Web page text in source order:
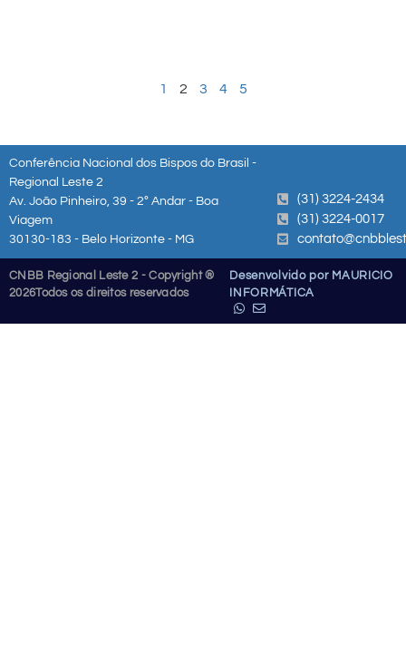
1 2 3 4 5
Conferência Nacional dos Bispos do Brasil -
Regional Leste 2
Av. João Pinheiro, 39 - 2º Andar - Boa
Viagem
30130-183 - Belo Horizonte - MG
(31) 3224-2434
(31) 3224-0017
CNBB Regional Leste 2 - Copyright ®
2026Todos os direitos reservados
Desenvolvido por MAURICIO
INFORMÁTICA